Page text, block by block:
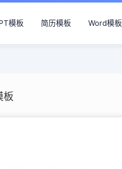
模板 简历模板 Word模板
板